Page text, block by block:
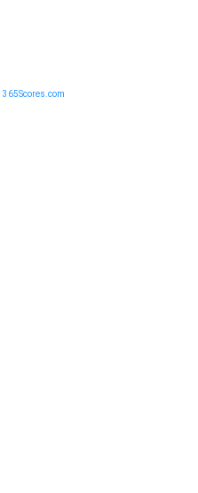
365Scores.com